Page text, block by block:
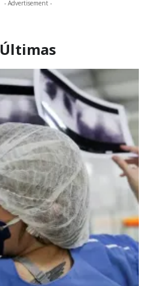
- Advertisement -
Últimas